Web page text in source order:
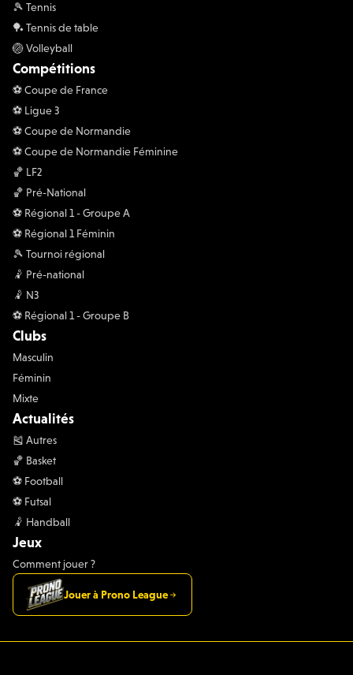
🎾 Tennis
🏓 Tennis de table
🏐 Volleyball
Compétitions
⚽️ Coupe de France
⚽️ Ligue 3
⚽️ Coupe de Normandie
⚽️ Coupe de Normandie Féminine
🏀 LF2
🏀 Pré-National
⚽️ Régional 1 - Groupe A
⚽️ Régional 1 Féminin
🎾 Tournoi régional
🤾 Pré-national
🤾 N3
⚽️ Régional 1 - Groupe B
Clubs
Masculin
Féminin
Mixte
Actualités
🎽 Autres
🏀 Basket
⚽️ Football
⚽️ Futsal
🤾 Handball
Jeux
Comment jouer ?
Jouer à Prono League